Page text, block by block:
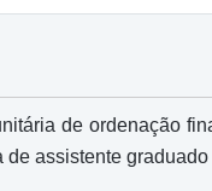
de ordenação
de assistente